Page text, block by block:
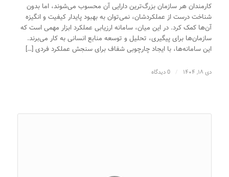
کارمندان هر سازمان بزرگ‌ترین دارایی آن محسوب می‌شوند، اما بدون
شناخت درست از عملکردشان، نمی‌توان به بهبود پایدار کیفیت و انگیزه
آن‌ها کمک کرد. در این میان، سامانه ارزیابی عملکرد ابزار مهمی است که
سازمان‌ها برای پیگیری، تحلیل و توسعه منابع انسانی به کار می‌برند.
این سامانه‌ها، با ایجاد چارچوبی شفاف برای سنجش عملکرد فردی […]
دی ۱۸, ۱۴۰۴ / 0 دیدگاه